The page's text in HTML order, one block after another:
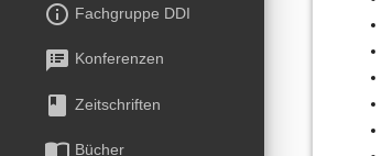
info_outline Fachgruppe DDI
speaker_notes Konferenzen
book Zeitschriften
import_contacts Bücher